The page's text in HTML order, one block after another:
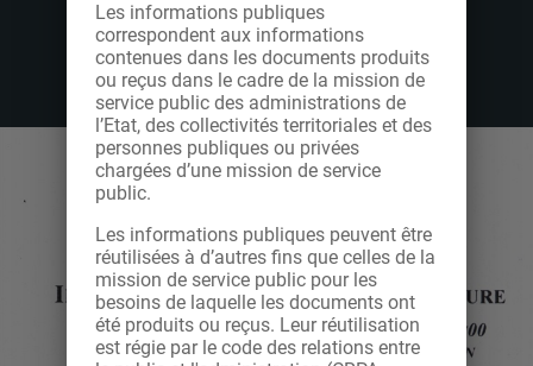
Les informations publiques
correspondent aux informations
contenues dans les documents produits
ou reçus dans le cadre de la mission de
service public des administrations de
l’Etat, des collectivités territoriales et des
personnes publiques ou privées
chargées d’une mission de service
public.
Les informations publiques peuvent être
réutilisées à d’autres fins que celles de la
mission de service public pour les
besoins de laquelle les documents ont
été produits ou reçus. Leur réutilisation
est régie par le code des relations entre